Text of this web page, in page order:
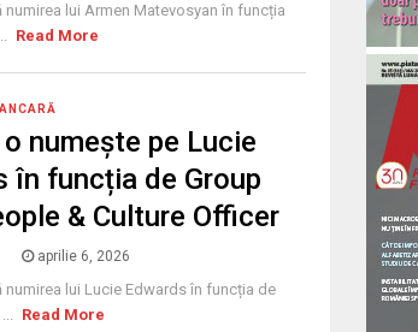
lui Armen Matevosyan în funcția
Read More
numește pe Lucie
în funcția de Group
& Culture Officer
aprilie 6, 2026
numirea lui Lucie Edwards în funcția de
Read More